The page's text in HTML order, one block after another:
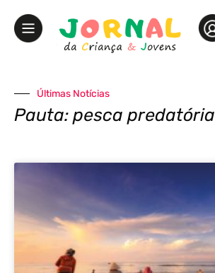
Últimas Notícias
Pauta: pesca predatória